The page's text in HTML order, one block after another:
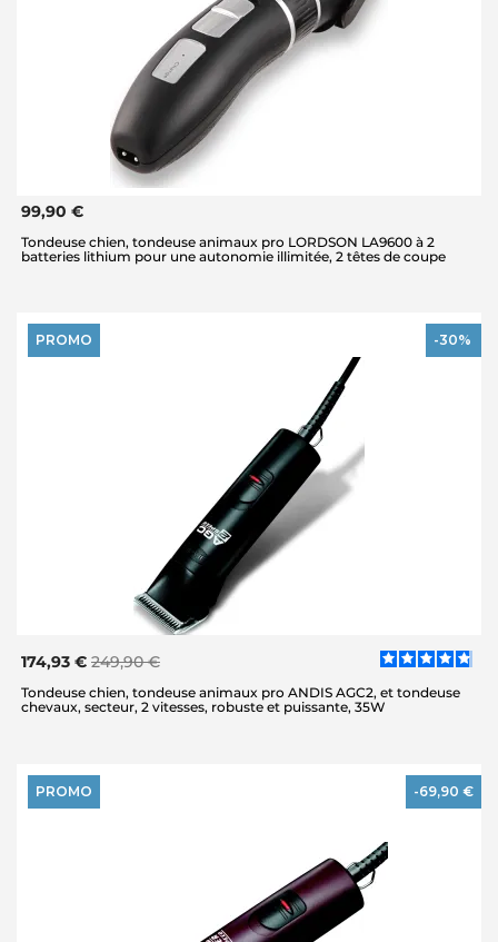
99,90 €
Tondeuse chien, tondeuse animaux pro LORDSON LA9600 à 2
batteries lithium pour une autonomie illimitée, 2 têtes de coupe
PROMO -30%
174,93 € 249,90 €
Tondeuse chien, tondeuse animaux pro ANDIS AGC2, et tondeuse
chevaux, secteur, 2 vitesses, robuste et puissante, 35W
PROMO -69,90 €